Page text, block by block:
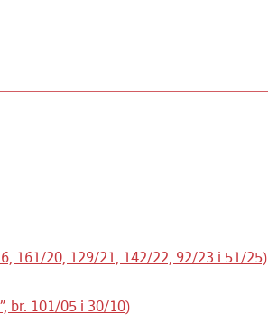
161/20, 129/21, 142/22, 92/23 i 51/25)
br. 101/05 i 30/10)